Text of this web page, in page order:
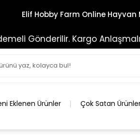
Elif Hobby Farm Online
Gönderilir. Kargo Anlaşmalıdır.
Eklenen Ürünler Çok Satan